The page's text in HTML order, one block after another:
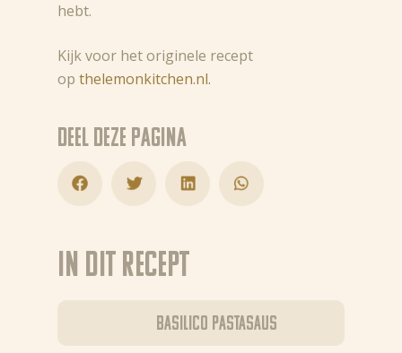
hebt.
Kijk voor het originele recept
opthelemonkitchen.nl.
Deel deze pagina
In dit recept
Basilico pastasaus